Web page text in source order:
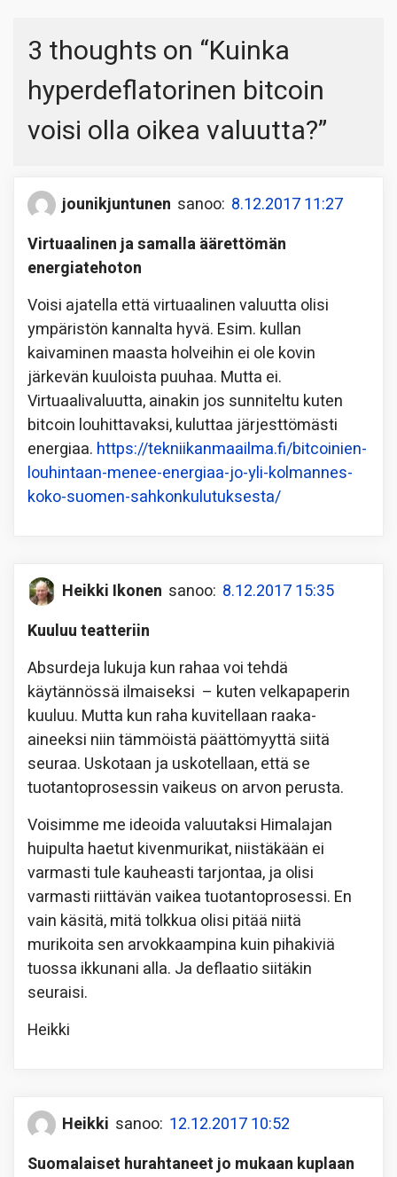
3 thoughts on “Kuinka
hyperdeflatorinen bitcoin
voisi olla oikea valuutta?”
jounikjuntunen sanoo: 8.12.2017 11:27
Virtuaalinen ja samalla äärettömän
energiatehoton
Voisi ajatella että virtuaalinen valuutta olisi
ympäristön kannalta hyvä. Esim. kullan
kaivaminen maasta holveihin ei ole kovin
järkevän kuuloista puuhaa. Mutta ei.
Virtuaalivaluutta, ainakin jos sunniteltu kuten
bitcoin louhittavaksi, kuluttaa järjesttömästi
energiaa. https://tekniikanmaailma.fi/bitcoinien-
louhintaan-menee-energiaa-jo-yli-kolmannes-
koko-suomen-sahkonkulutuksesta/
Heikki Ikonen sanoo: 8.12.2017 15:35
Kuuluu teatteriin
Absurdeja lukuja kun rahaa voi tehdä
käytännössä ilmaiseksi – kuten velkapaperin
kuuluu. Mutta kun raha kuvitellaan raaka-
aineeksi niin tämmöistä päättömyyttä siitä
seuraa. Uskotaan ja uskotellaan, että se
tuotantoprosessin vaikeus on arvon perusta.
Voisimme me ideoida valuutaksi Himalajan
huipulta haetut kivenmurikat, niistäkään ei
varmasti tule kauheasti tarjontaa, ja olisi
varmasti riittävän vaikea tuotantoprosessi. En
vain käsitä, mitä tolkkua olisi pitää niitä
murikoita sen arvokkaampina kuin pihakiviä
tuossa ikkunani alla. Ja deflaatio siitäkin
seuraisi.
Heikki
Heikki sanoo: 12.12.2017 10:52
Suomalaiset hurahtaneet jo mukaan kuplaan